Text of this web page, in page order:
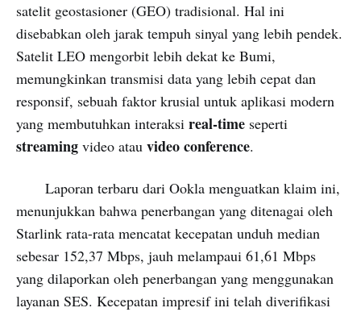
satelit geostasioner (GEO) tradisional. Hal ini
disebabkan oleh jarak tempuh sinyal yang lebih pendek.
Satelit LEO mengorbit lebih dekat ke Bumi,
memungkinkan transmisi data yang lebih cepat dan
responsif, sebuah faktor krusial untuk aplikasi modern
yang membutuhkan interaksi real-time seperti
streaming video atau video conference.
Laporan terbaru dari Ookla menguatkan klaim ini,
menunjukkan bahwa penerbangan yang ditenagai oleh
Starlink rata-rata mencatat kecepatan unduh median
sebesar 152,37 Mbps, jauh melampaui 61,61 Mbps
yang dilaporkan oleh penerbangan yang menggunakan
layanan SES. Kecepatan impresif ini telah diverifikasi